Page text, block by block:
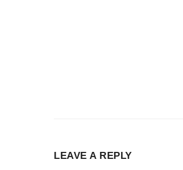
LEAVE A REPLY